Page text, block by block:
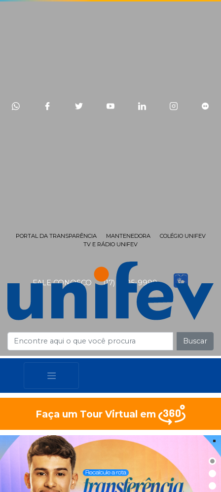
FALE CONOSCO (17) 3405-9999
PORTAL DA TRANSPARÊNCIA MANTENEDORA
COLÉGIO UNIFEV
TV E RÁDIO UNIFEV
Buscar
Faça um Tour Virtual em